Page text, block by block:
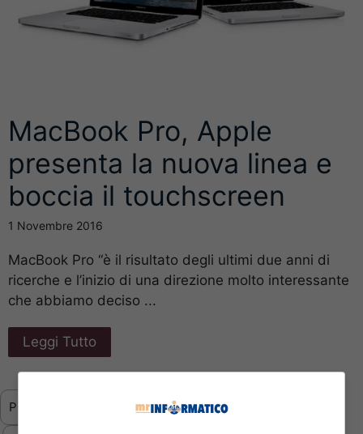
MacBook Pro, Apple
presenta la nuova linea e
boccia il touchscreen
1 Novembre 2016
MacBook Pro “è il risultato degli ultimi due anni di
ricerche e l’inizio di una direzione molto interessante
che abbiamo deciso ...
Leggi Tutto
Previous 6 7